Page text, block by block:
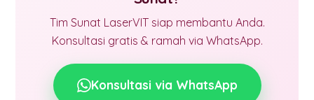
Tim Sunat LaserVIT siap membantu Anda.
Konsultasi gratis & ramah via WhatsApp.
Konsultasi via WhatsApp